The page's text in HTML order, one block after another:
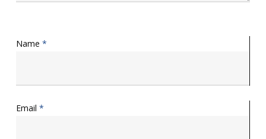
Name *
Email *